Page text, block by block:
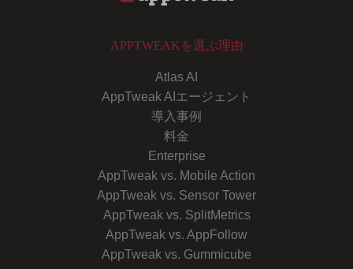
APPTWEAKを選ぶ理由
Atlas AI
AppTweak AIエージェント
導入事例
料金
Enterprise
AppTweak vs. Mobile Action
AppTweak vs. Sensor Tower
AppTweak vs. SplitMetrics
AppTweak vs. AppFollow
AppTweak vs. Gummicube